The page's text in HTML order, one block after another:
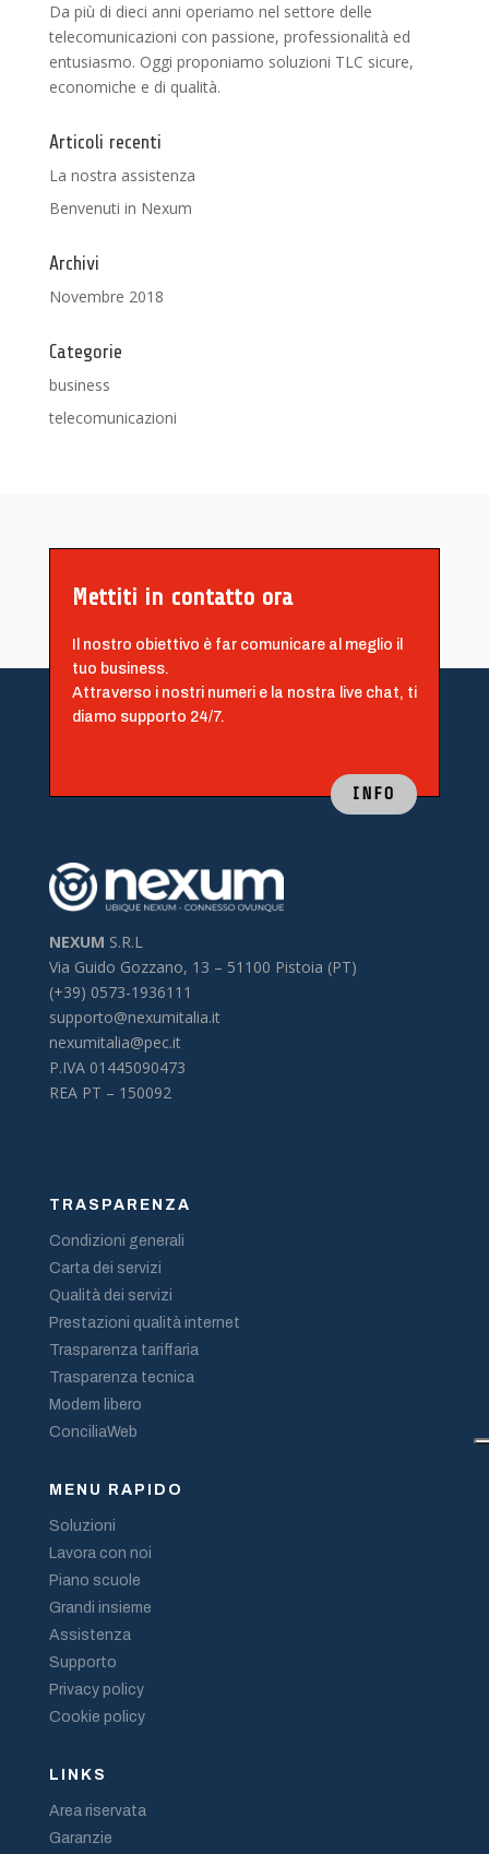
Da più di dieci anni operiamo nel settore delle
telecomunicazioni con passione, professionalità ed
entusiasmo. Oggi proponiamo soluzioni TLC sicure,
economiche e di qualità.
Articoli recenti
La nostra assistenza
Benvenuti in Nexum
Archivi
Novembre 2018
Categorie
business
telecomunicazioni
Mettiti in contatto ora
Il nostro obiettivo è far comunicare al meglio il
tuo business.
Attraverso i nostri numeri e la nostra live chat, ti
diamo supporto 24/7.
INFO
NEXUM S.R.L
Via Guido Gozzano, 13 – 51100 Pistoia (PT)
(+39) 0573-1936111
supporto@nexumitalia.it
nexumitalia@pec.it
P.IVA 01445090473
REA PT – 150092
TRASPARENZA
Condizioni generali
Carta dei servizi
Qualità dei servizi
Prestazioni qualità internet
Trasparenza tariffaria
Trasparenza tecnica
Modem libero
ConciliaWeb
MENU RAPIDO
Soluzioni
Lavora con noi
Piano scuole
Grandi insieme
Assistenza
Supporto
Privacy policy
Cookie policy
LINKS
Area riservata
Garanzie